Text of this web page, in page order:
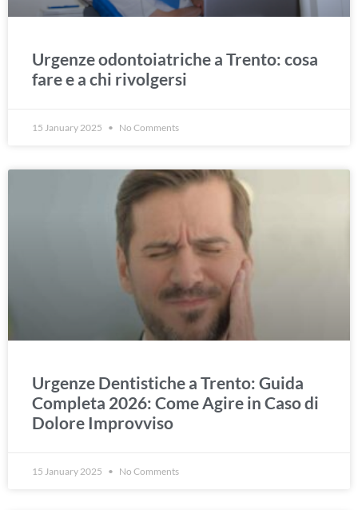
Urgenze odontoiatriche a Trento: cosa
fare e a chi rivolgersi
15 January 2025 No Comments
Urgenze Dentistiche a Trento: Guida
Completa 2026: Come Agire in Caso di
Dolore Improvviso
15 January 2025 No Comments